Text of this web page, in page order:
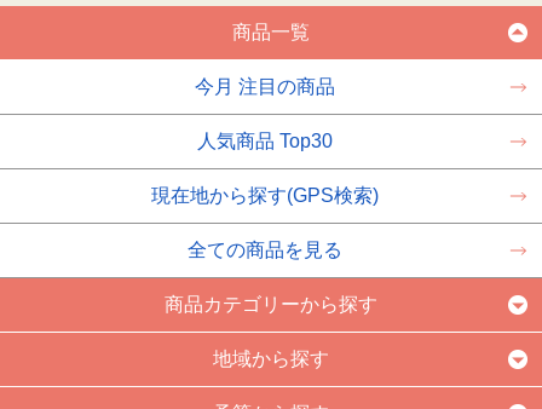
商品一覧
今月 注目の商品
人気商品 Top30
現在地から探す(GPS検索)
全ての商品を見る
商品カテゴリーから探す
地域から探す